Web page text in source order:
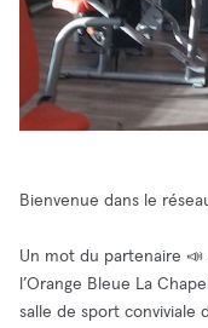
Bienvenue dans le
Un mot du partenaire 📣
l’Orange Bleue La
salle de sport conviviale